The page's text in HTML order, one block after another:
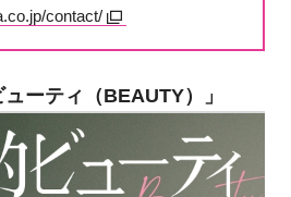
contact/
ーティ（BEAUTY）」